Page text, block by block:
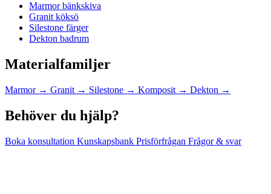
Marmor bänkskiva
Granit köksö
Silestone färger
Dekton badrum
Materialfamiljer
Marmor → Granit → Silestone → Komposit → Dekton →
Behöver du hjälp?
Boka konsultation Kunskapsbank Prisförfrågan Frågor & svar